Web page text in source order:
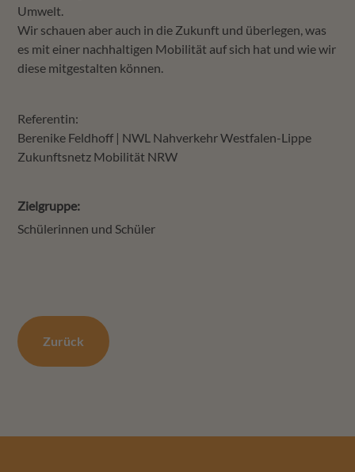
×
Umwelt.
Wir schauen aber auch in die Zukunft und überlegen, was
es mit einer nachhaltigen Mobilität auf sich hat und wie wir
diese mitgestalten können.
Referentin:
Berenike Feldhoff | NWL Nahverkehr Westfalen-Lippe
Zukunftsnetz Mobilität NRW
Zielgruppe:
Schülerinnen und Schüler
Zurück